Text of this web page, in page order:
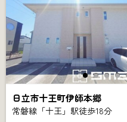
日立市十王町伊師本郷
常磐線「十王」駅徒歩18分